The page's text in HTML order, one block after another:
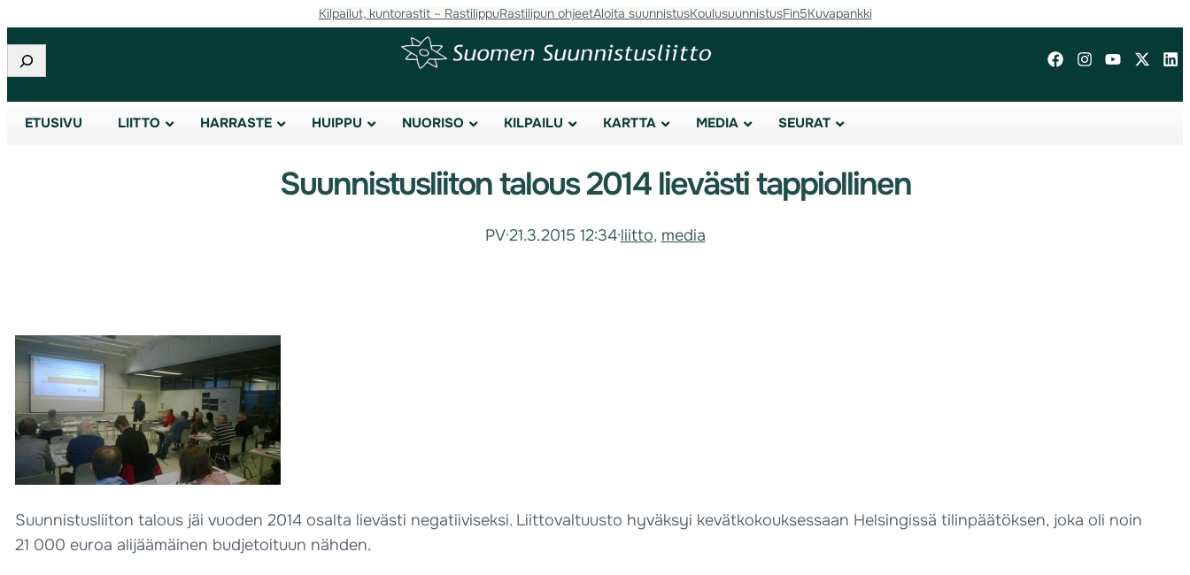
Kilpailut, kuntorastit – RastilippuRastilipun ohjeetAloita suunnistusKoulusuunnistusFin5Kuvapankki
Etsi
ETUSIVU LIITTO HARRASTE HUIPPU NUORISO KILPAILU KARTTA MEDIA SEURAT
Suunnistusliiton talous 2014 lievästi tappiollinen
PV·21.3.2015 12:34·liitto, media
Suunnistusliiton talous jäi vuoden 2014 osalta lievästi negatiiviseksi. Liittovaltuusto hyväksyi kevätkokouksessaan Helsingissä tilinpäätöksen, joka oli noin
21 000 euroa alijäämäinen budjetoituun nähden.